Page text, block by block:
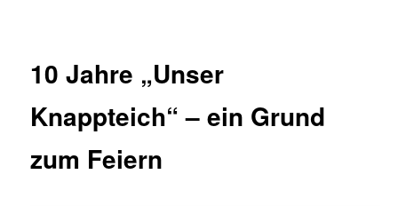
10 Jahre „Unser
Knappteich“ – ein Grund
zum Feiern